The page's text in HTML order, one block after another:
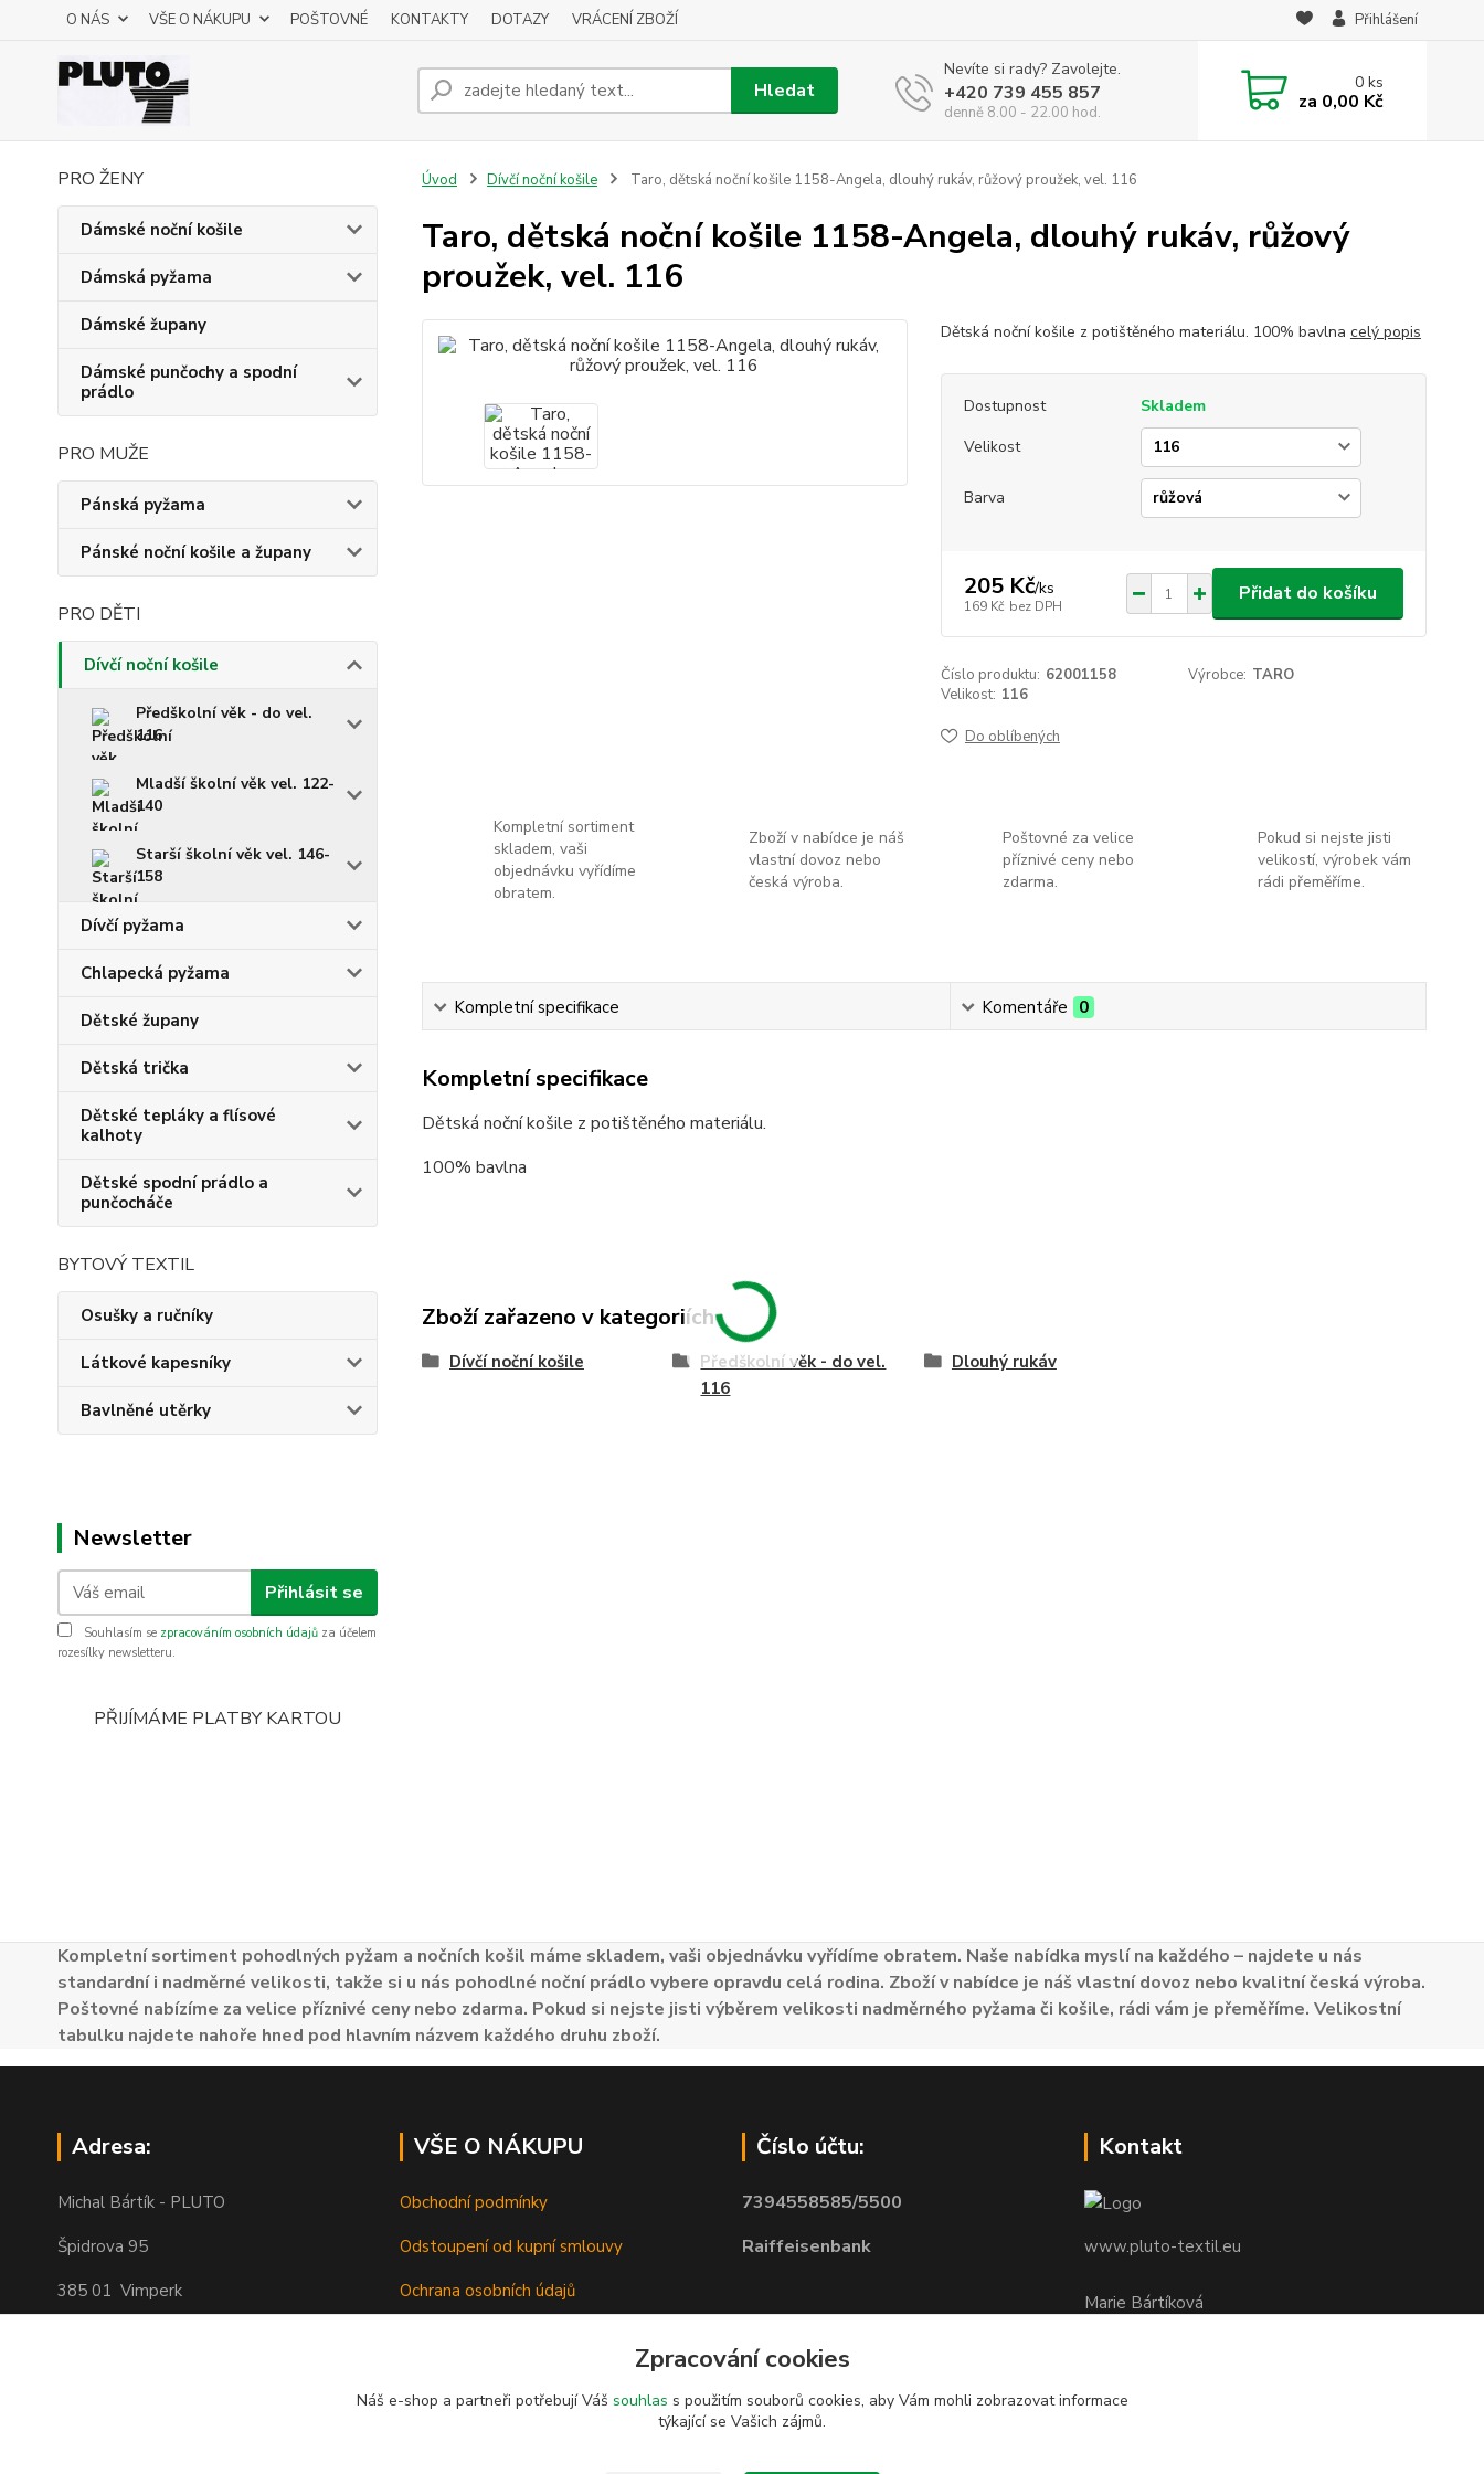
O NÁS VŠE O NÁKUPU POŠTOVNÉ KONTAKTY DOTAZY VRÁCENÍ ZBOŽÍ Přihlášení
Hledat
Nevíte si rady? Zavolejte.
+420 739 455 857
denně 8.00 - 22.00 hod.
0ks
za 0,00 Kč
PRO ŽENY
Dámské noční košile
Dámská pyžama
Dámské župany
Dámské punčochy a spodní
prádlo
PRO MUŽE
Pánská pyžama
Pánské noční košile a župany
PRO DĚTI
Dívčí noční košile
Předškolní věk - do vel.
116
Mladší školní věk vel. 122-
140
Starší školní věk vel. 146-
158
Dívčí pyžama
Chlapecká pyžama
Dětské župany
Dětská trička
Dětské tepláky a flísové
kalhoty
Dětské spodní prádlo a
punčocháče
BYTOVÝ TEXTIL
Osušky a ručníky
Látkové kapesníky
Bavlněné utěrky
Newsletter
Přihlásit se
Souhlasím se zpracováním osobních údajů za účelem
rozesílky newsletteru.
PŘIJÍMÁME PLATBY KARTOU
Úvod Dívčí noční košile Taro, dětská noční košile 1158-Angela, dlouhý rukáv, růžový proužek, vel. 116
Taro, dětská noční košile 1158-Angela, dlouhý rukáv, růžový
proužek, vel. 116
Dětská noční košile z potištěného materiálu. 100% bavlna celý popis
Dostupnost
Skladem
Velikost
Barva
205 Kč/ks
169 Kč bez DPH
Přidat do košíku
Číslo produktu: 62001158 Výrobce: TARO
Velikost: 116
Do oblíbených
Kompletní sortiment
skladem, vaši
objednávku vyřídíme
obratem.
Zboží v nabídce je náš
vlastní dovoz nebo
česká výroba.
Poštovné za velice
příznivé ceny nebo
zdarma.
Pokud si nejste jisti
velikostí, výrobek vám
rádi přeměříme.
Kompletní specifikace Komentáře 0
Kompletní specifikace
Dětská noční košile z potištěného materiálu.
100% bavlna
Zboží zařazeno v kategoriích
Dívčí noční košile
Předškolní věk - do vel.
116
Dlouhý rukáv
Kompletní sortiment pohodlných pyžam a nočních košil máme skladem, vaši objednávku vyřídíme obratem. Naše nabídka myslí na každého – najdete u nás
standardní i nadměrné velikosti, takže si u nás pohodlné noční prádlo vybere opravdu celá rodina. Zboží v nabídce je náš vlastní dovoz nebo kvalitní česká výroba.
Poštovné nabízíme za velice příznivé ceny nebo zdarma. Pokud si nejste jisti výběrem velikosti nadměrného pyžama či košile, rádi vám je přeměříme. Velikostní
tabulku najdete nahoře hned pod hlavním názvem každého druhu zboží.
Adresa:
Michal Bártík - PLUTO
Špidrova 95
385 01 Vimperk
VŠE O NÁKUPU
Obchodní podmínky
Odstoupení od kupní smlouvy
Ochrana osobních údajů
Číslo účtu:
7394558585/5500
Raiffeisenbank
Kontakt
www.pluto-textil.eu
Marie Bártíková
pluto@pluto.eu
Zpracování cookies
Náš e-shop a partneři potřebují Váš souhlas s použitím souborů cookies, aby Vám mohli zobrazovat informace
týkající se Vašich zájmů.